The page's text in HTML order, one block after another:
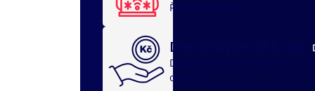
Řeším problém
Dotační portál kraje
Dotační oblasti
oblasti